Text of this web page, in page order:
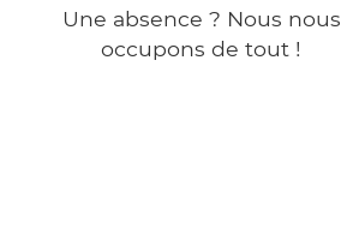
Une absence ? Nous nous
occupons de tout !